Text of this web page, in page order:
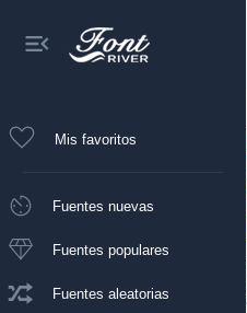
Mis favoritos
Fuentes nuevas
Fuentes populares
Fuentes aleatorias